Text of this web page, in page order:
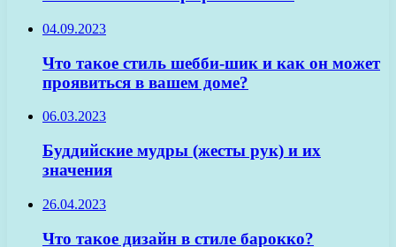
04.09.2023
Что такое стиль шебби-шик и как он может
проявиться в вашем доме?
06.03.2023
Буддийские мудры (жесты рук) и их
значения
26.04.2023
Что такое дизайн в стиле барокко?